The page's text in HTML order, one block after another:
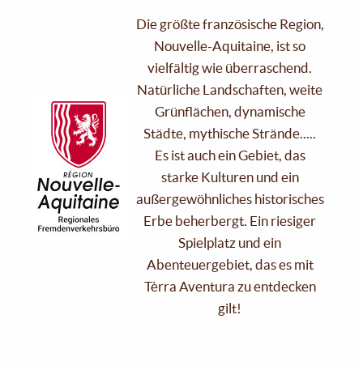
Die größte französische Region,
Nouvelle-Aquitaine, ist so
vielfältig wie überraschend.
Natürliche Landschaften, weite
Grünflächen, dynamische
Städte, mythische Strände.....
Es ist auch ein Gebiet, das
starke Kulturen und ein
außergewöhnliches historisches
Erbe beherbergt. Ein riesiger
Spielplatz und ein
Abenteuergebiet, das es mit
Tèrra Aventura zu entdecken
gilt!